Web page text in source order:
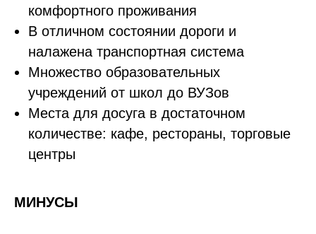
комфортного проживания
В отличном состоянии дороги и
налажена транспортная система
Множество образовательных
учреждений от школ до ВУЗов
Места для досуга в достаточном
количестве: кафе, рестораны, торговые
центры
МИНУСЫ